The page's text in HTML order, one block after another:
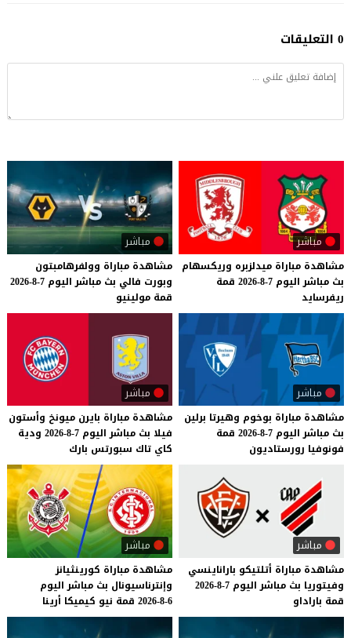
0 التعليقات
مباشر
مشاهدة مباراة ميدلزبره وريكسهام
بث مباشر اليوم 7-8-2026
قمة
ريفرسايد
مباشر
مشاهدة مباراة وولفرهامبتون
وبورت فالي بث مباشر اليوم 7-8-2026
قمة مولينيو
مباشر
مشاهدة مباراة بوخوم وهيرتا برلين
بث مباشر اليوم 7-8-2026
قمة
فونوفيا رورستاديون
مباشر
مشاهدة مباراة بايرن ميونخ وأستون
فيلا بث مباشر اليوم 7-8-2026
ودية
كاي تاك سبورتس بارك
مباشر
مشاهدة مباراة أتلتيكو باراناينسي
وفيتوريا بث مباشر اليوم 7-8-2026
قمة باراداو
مباشر
مشاهدة مباراة كورينثيانز
وإنترناسيونال بث مباشر اليوم
6-8-2026
قمة نيو كيميكا أرينا